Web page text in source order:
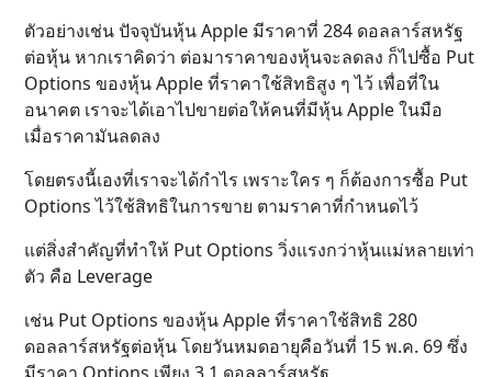
ตัวอย่างเช่น ปัจจุบันหุ้น Apple มีราคาที่ 284 ดอลลาร์สหรัฐ
ต่อหุ้น หากเราคิดว่า ต่อมาราคาของหุ้นจะลดลง ก็ไปซื้อ Put
Options ของหุ้น Apple ที่ราคาใช้สิทธิสูง ๆ ไว้ เพื่อที่ใน
อนาคต เราจะได้เอาไปขายต่อให้คนที่มีหุ้น Apple ในมือ
เมื่อราคามันลดลง
โดยตรงนี้เองที่เราจะได้กำไร เพราะใคร ๆ ก็ต้องการซื้อ Put
Options ไว้ใช้สิทธิในการขาย ตามราคาที่กำหนดไว้
แต่สิ่งสำคัญที่ทำให้ Put Options วิ่งแรงกว่าหุ้นแม่หลายเท่า
ตัว คือ Leverage
เช่น Put Options ของหุ้น Apple ที่ราคาใช้สิทธิ 280
ดอลลาร์สหรัฐต่อหุ้น โดยวันหมดอายุคือวันที่ 15 พ.ค. 69 ซึ่ง